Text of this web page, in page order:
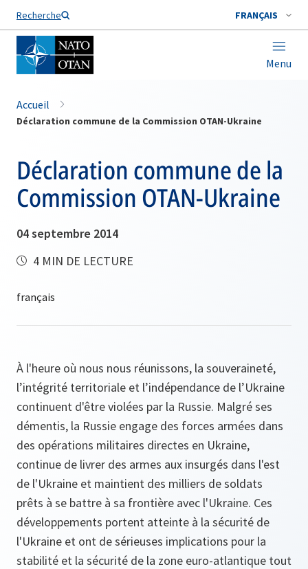
Recherche FRANÇAIS
Menu
Nom de famille*
Accueil
Déclaration commune de la Commission OTAN-Ukraine
Déclaration commune de la
Commission OTAN-Ukraine
04 septembre 2014
4 MIN DE LECTURE
À l'heure où nous nous réunissons, la souveraineté,
l’intégrité territoriale et l’indépendance de l’Ukraine
continuent d'être violées par la Russie. Malgré ses
démentis, la Russie engage des forces armées dans
des opérations militaires directes en Ukraine,
continue de livrer des armes aux insurgés dans l'est
de l'Ukraine et maintient des milliers de soldats
prêts à se battre à sa frontière avec l'Ukraine. Ces
développements portent atteinte à la sécurité de
l'Ukraine et ont de sérieuses implications pour la
stabilité et la sécurité de la zone euro-atlantique tout